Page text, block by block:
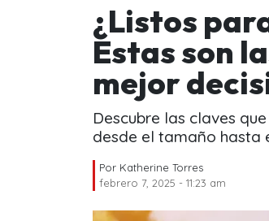
¿Listos
Estas son
mejor
Descubre las claves
desde el tamaño hasta
Por Katherine Torres
febrero 7, 2025 - 11:23 am